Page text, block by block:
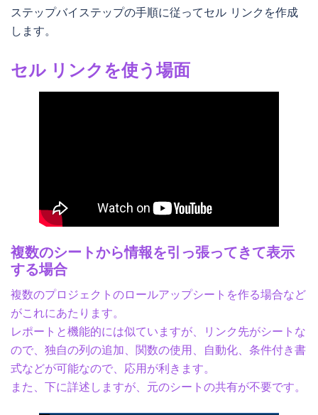
ステップバイステップの手順に従ってセル リンクを作成
します。
セル リンクを使う場面
複数のシートから情報を引っ張ってきて表示
する場合
複数のプロジェクトのロールアップシートを作る場合など
がこれにあたります。
レポートと機能的には似ていますが、リンク先がシートな
ので、独自の列の追加、関数の使用、自動化、条件付き書
式などが可能なので、応用が利きます。
また、下に詳述しますが、元のシートの共有が不要です。